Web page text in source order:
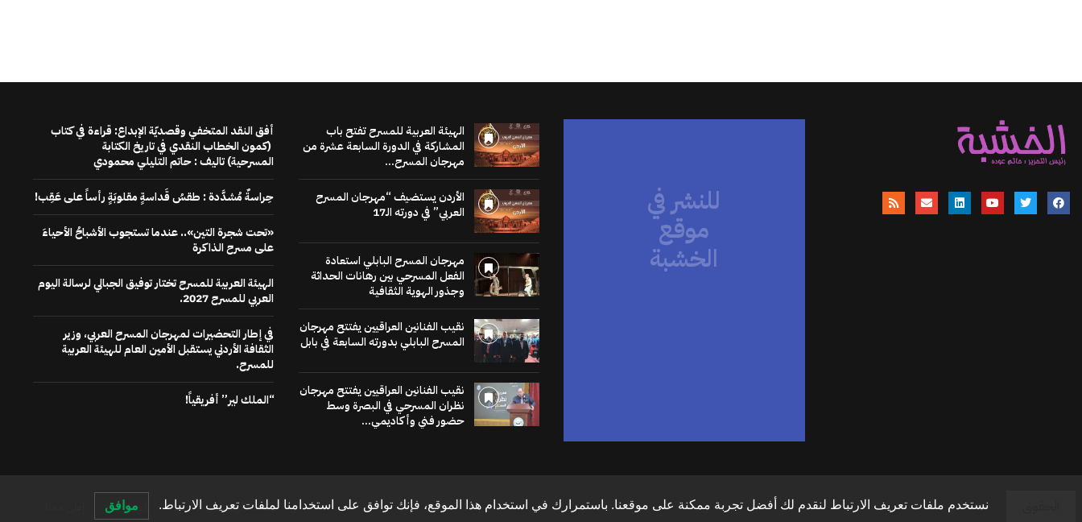
موقع
الخشبة
موقعنا يساهم في نشر
الهيئة العربية للمسرح تفتح باب
المشاركة في الدورة السابعة عشرة من
مهرجان المسرح...
الأردن يستضيف “مهرجان المسرح
العربي” في دورته الـ17
مهرجان المسرح البابلي استعادة
الفعل المسرحي بين رهانات الحداثة
وجذور الهوية الثقافية
نقيب الفنانين العراقيين يفتتح مهرجان
المسرح البابلي بدورته السابعة في بابل
نقيب الفنانين العراقيين يفتتح مهرجان
نظران المسرحي في البصرة وسط
حضور فني وأكاديمي...
أفق النقد المتخفي وقصديّة الإبداع: قراءة في كتاب
(كمون الخطاب النقدي في تاريخ الكتابة
المسرحية) تاليف : حاتم التليلي محمودي
حِراسةٌ مُشدَّدة : طقسُ قَداسةٍ مقلوبَةٍ رأساً على عَقِب!
«تحت شجرة التين».. عندما تستجوب الأشباحُ الأحياءَ
على مسرح الذاكرة
الهيئة العربية للمسرح تختار توفيق الجبالي لرسالة اليوم
العربي للمسرح 2027.
في إطار التحضيرات لمهرجان المسرح العربي، وزير
الثقافة الأردني يستقبل الأمين العام للهيئة العربية
للمسرح.
“الملك لير” أفريقياً!
الصفحة الرئيسية عنا اتصل بنا نستخدم ملفات تعريف الارتباط لنقدم لك أفضل تجربة ممكنة على موقعنا. باستمرارك في استخدام هذا الموقع، فإنك توافق على استخدامنا لملفات تعريف الارتباط. موافق